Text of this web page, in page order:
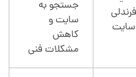
جستجو به
سایت و
کاهش
مشکلات فنی